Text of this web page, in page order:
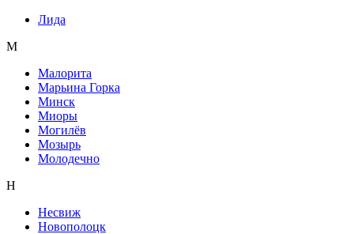
Лида
М
Малорита
Марьина Горка
Минск
Миоры
Могилёв
Мозырь
Молодечно
Н
Несвиж
Новополоцк